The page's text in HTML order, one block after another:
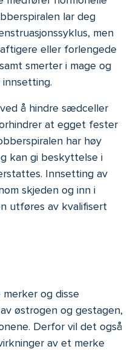
lar deg
men
eller forlengede
smerter i mage og
å hindre sædceller
at egget fester
har høy
kan gi beskyttelse i
Innsetting av
skjeden og inn i
utføres av kvalifisert
og disse
østrogen og gestagen,
Derfor vil det også
av et merke